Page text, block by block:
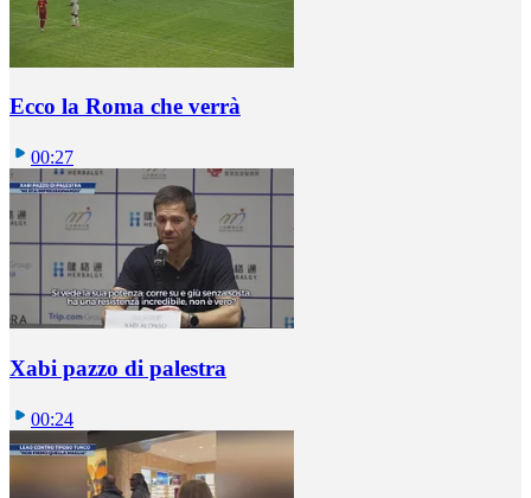
Ecco la Roma che verrà
00:27
Xabi pazzo di palestra
00:24